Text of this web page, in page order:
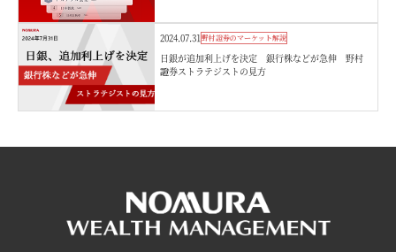
2024.07.31野村證券のマーケット解説
日銀が追加利上げを決定 銀行株などが急伸 野村
證券ストラテジストの見方